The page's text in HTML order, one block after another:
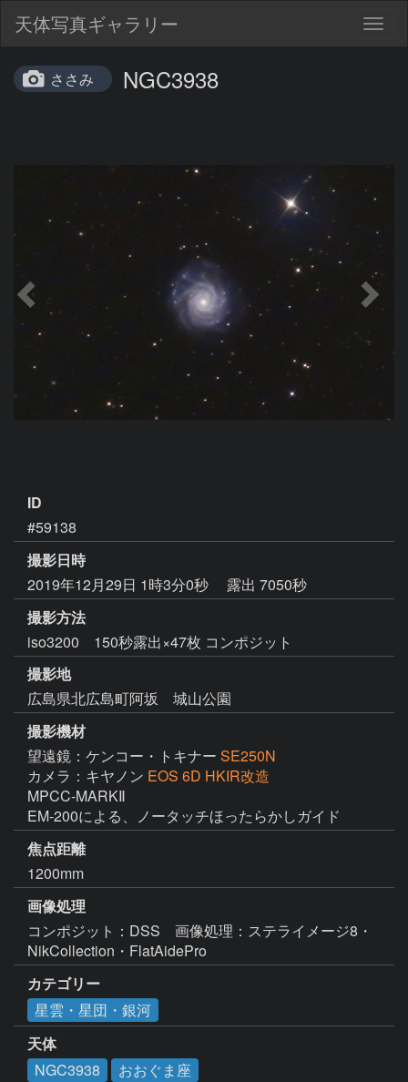
天体写真ギャラリー
ささみ NGC3938
ID
#59138
撮影日時
2019年12月29日 1時3分0秒
露出 7050秒
撮影方法
iso3200 150秒露出×47枚 コンポジット
撮影地
広島県北広島町阿坂 城山公園
撮影機材
望遠鏡：ケンコー・トキナー SE250N
カメラ：キヤノン EOS 6D HKIR改造
MPCC-MARKⅡ
EM-200による、ノータッチほったらかしガイド
焦点距離
1200mm
画像処理
コンポジット：DSS　画像処理：ステライメージ8・
NikCollection・FlatAidePro
カテゴリー
星雲・星団・銀河
天体
NGC3938
おおぐま座